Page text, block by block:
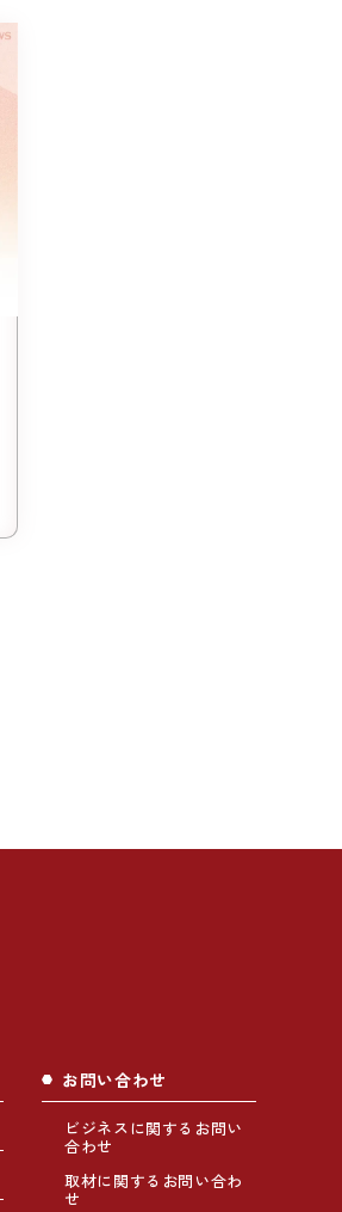
お問い合わせ
ビジネスに関するお問い
合わせ
取材に関するお問い合わ
せ